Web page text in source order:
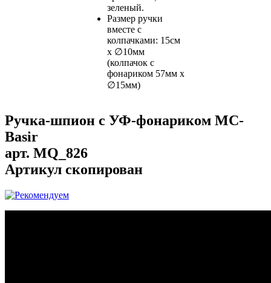
зеленый.
Размер ручки
вместе с
колпачками: 15см
х ∅10мм
(колпачок с
фонариком 57мм х
∅15мм)
Ручка-шпион c УФ-фонариком MC-
Basir
арт. MQ_826
Артикул скопирован